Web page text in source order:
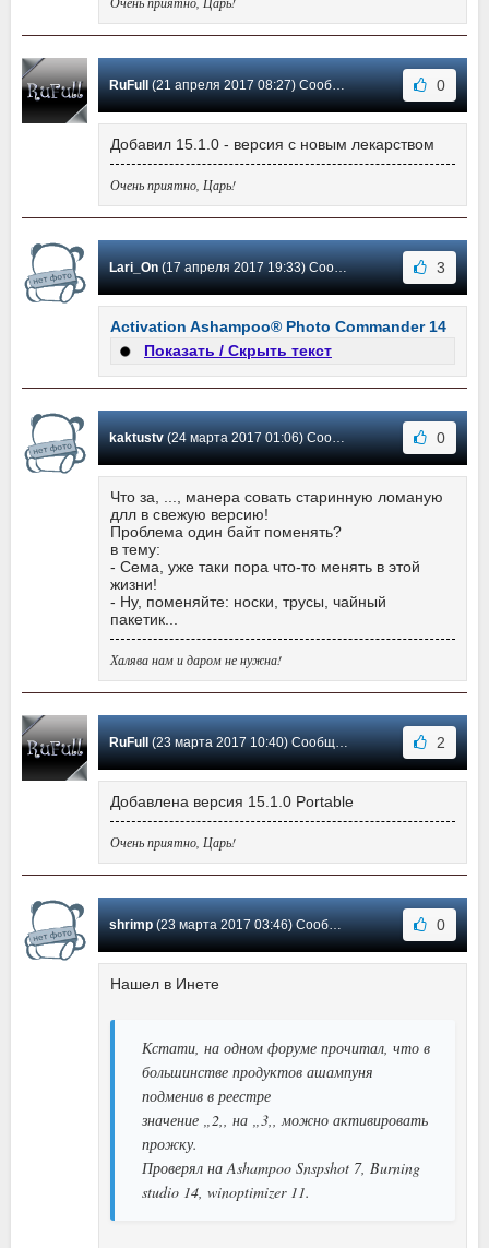
RuFull (21 апреля 2017 08:27) Сообщение #256 0
Добавил 15.1.0 - версия с новым лекарством
Очень приятно, Царь!
Lari_On(17 апреля 2017 19:33) Сообщение #255 3
Activation Ashampoo® Photo Commander 14
Показать / Скрыть текст
kaktustv(24 марта 2017 01:06) Сообщение #254 0
Что за, ..., манера совать старинную ломаную
длл в свежую версию!
Проблема один байт поменять?
в тему:
- Сема, уже таки пора что-то менять в этой
жизни!
- Ну, поменяйте: носки, трусы, чайный
пакетик...
Халява нам и даром не нужна!
RuFull (23 марта 2017 10:40) Сообщение #253 2
Добавлена версия 15.1.0 Portable
Очень приятно, Царь!
shrimp(23 марта 2017 03:46) Сообщение #252 0
Нашел в Инете
Кстати, на одном форуме прочитал, что в
большинстве продуктов ашампуня
подменив в реестре
значение „2,, на „3,, можно активировать
прожку.
Проверял на Ashampoo Snspshot 7, Burning
studio 14, winoptimizer 11.